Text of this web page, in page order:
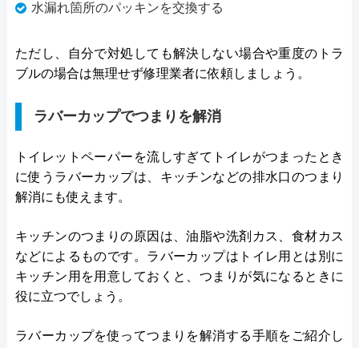
水漏れ箇所のパッキンを交換する
ただし、自分で対処しても解決しない場合や重度のトラ
ブルの場合は無理せず修理業者に依頼しましょう。
ラバーカップでつまりを解消
トイレットペーパーを流しすぎてトイレがつまったとき
に使うラバーカップは、キッチンなどの排水口のつまり
解消にも使えます。
キッチンのつまりの原因は、油脂や洗剤カス、食材カス
などによるものです。ラバーカップはトイレ用とは別に
キッチン用を用意しておくと、つまりが気になるときに
役に立つでしょう。
ラバーカップを使ってつまりを解消する手順をご紹介し